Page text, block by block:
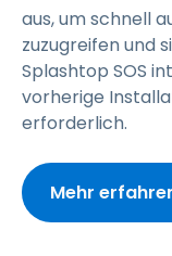
aus, um schnell
zuzugreifen und
Splashtop SOS
vorherige
erforderlich.
Mehr